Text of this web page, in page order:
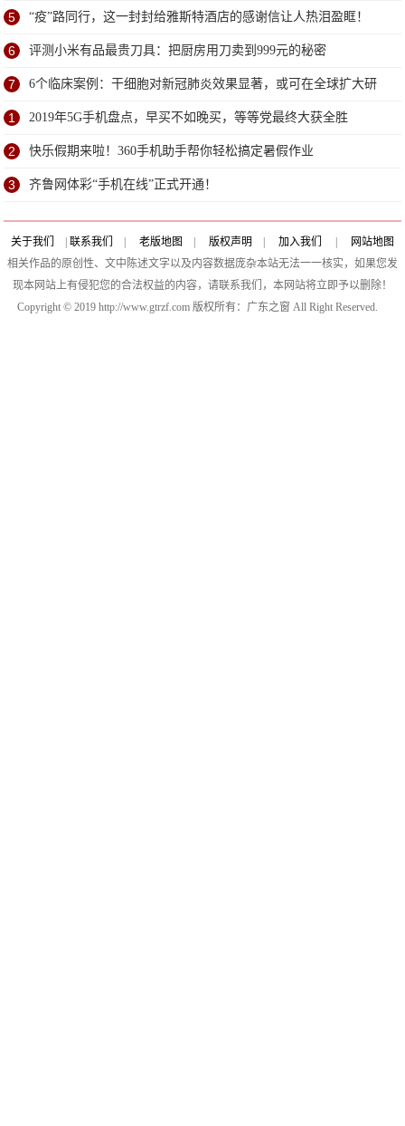
5 “疫”路同行，这一封封给雅斯特酒店的感谢信让人热泪盈眶！
6 评测小米有品最贵刀具：把厨房用刀卖到999元的秘密
7 6个临床案例：干细胞对新冠肺炎效果显著，或可在全球扩大研
究
1 2019年5G手机盘点，早买不如晚买，等等党最终大获全胜
2 快乐假期来啦！360手机助手帮你轻松搞定暑假作业
3 齐鲁网体彩“手机在线”正式开通！
关于我们 联系我们 老版地图 版权声明 加入我们
网站地图
相关作品的原创性、文中陈述文字以及内容数据庞杂本站无法一一核实，如果您发
现本网站上有侵犯您的合法权益的内容，请联系我们，本网站将立即予以删除！
Copyright © 2019 http://www.gtrzf.com 版权所有：广东之窗 All Right Reserved.